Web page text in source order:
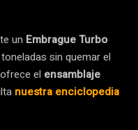
un Embrague Turbo
sin quemar el
el ensamblaje
nuestra enciclopedia